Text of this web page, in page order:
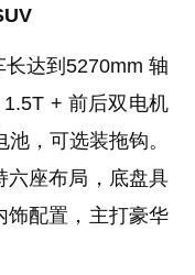
达到5270mm 轴
+ 前后双电机
，可选装拖钩。
六座布局，底盘具
饰配置，主打豪华